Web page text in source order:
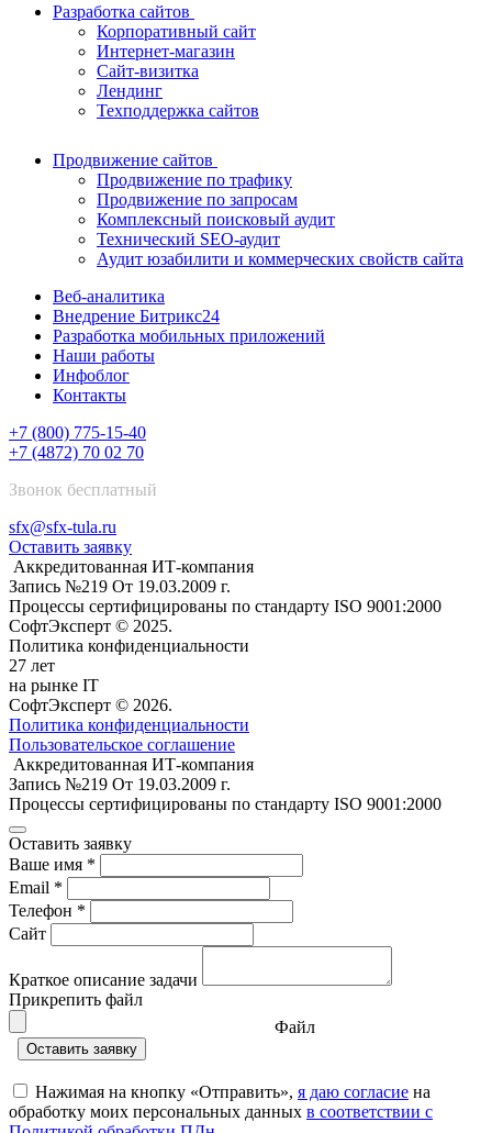
Разработка сайтов
Корпоративный сайт
Интернет-магазин
Сайт-визитка
Лендинг
Техподдержка сайтов
Продвижение сайтов
Продвижение по трафику
Продвижение по запросам
Комплексный поисковый аудит
Технический SEO-аудит
Аудит юзабилити и коммерческих свойств сайта
Веб-аналитика
Внедрение Битрикс24
Разработка мобильных приложений
Наши работы
Инфоблог
Контакты
+7 (800) 775-15-40
+7 (4872) 70 02 70
Звонок бесплатный
sfx@sfx-tula.ru
Оставить заявку
Аккредитованная ИТ-компания
Запись №219 От 19.03.2009 г.
Процессы сертифицированы по стандарту ISO 9001:2000
СофтЭксперт © 2025.
Политика конфиденциальности
27 лет
на рынке IT
СофтЭксперт © 2026.
Политика конфиденциальности
Пользовательское соглашение
Аккредитованная ИТ-компания
Запись №219 От 19.03.2009 г.
Процессы сертифицированы по стандарту ISO 9001:2000
Оставить заявку
Ваше имя *
Email *
Телефон *
Сайт
Краткое описание задачи
Прикрепить файл
Файл
Нажимая на кнопку «Отправить», я даю согласие на
обработку моих персональных данных в соответствии с